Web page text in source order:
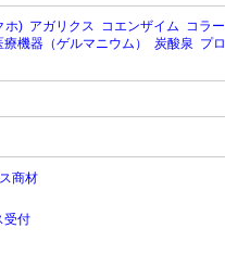
ホ) アガリクス コエンザイム コラー
療機器（ゲルマニウム） 炭酸泉 プロ
商材
受付